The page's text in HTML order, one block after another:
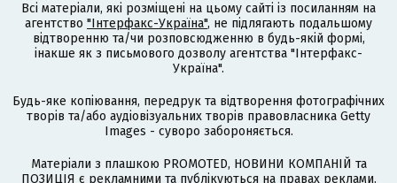
Всі матеріали, які розміщені на цьому сайті із посиланням на
агентство "Інтерфакс-Україна", не підлягають подальшому
відтворенню та/чи розповсюдженню в будь-якій формі,
інакше як з письмового дозволу агентства "Інтерфакс-
Україна".
Будь-яке копіювання, передрук та відтворення фотографічних
творів та/або аудіовізуальних творів правовласника Getty
Images - суворо забороняється.
Матеріали з плашкою PROMOTED, НОВИНИ КОМПАНІЙ та
ПОЗИЦІЯ є рекламними та публікуються на правах реклами.